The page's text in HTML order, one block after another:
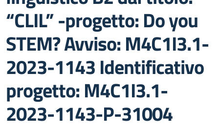
“CLIL” -progetto: Do you
STEM? Avviso: M4C1I3.1-
2023-1143 Identificativo
progetto: M4C1I3.1-
2023-1143-P-31004